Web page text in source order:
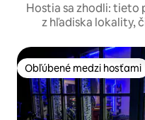
Hostia sa zhodli: tieto
z hľadiska lokality,
Obľúbené medzi hosťami
Obľúbené medzi hosťami